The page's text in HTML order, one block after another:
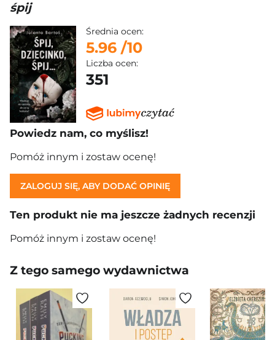
śpij
Średnia ocen:
5.96 /10
Liczba ocen:
351
Powiedz nam, co myślisz!
Pomóż innym i zostaw ocenę!
ZALOGUJ SIĘ, ABY DODAĆ OPINIĘ
Ten produkt nie ma jeszcze żadnych recenzji
Pomóż innym i zostaw ocenę!
Z tego samego wydawnictwa